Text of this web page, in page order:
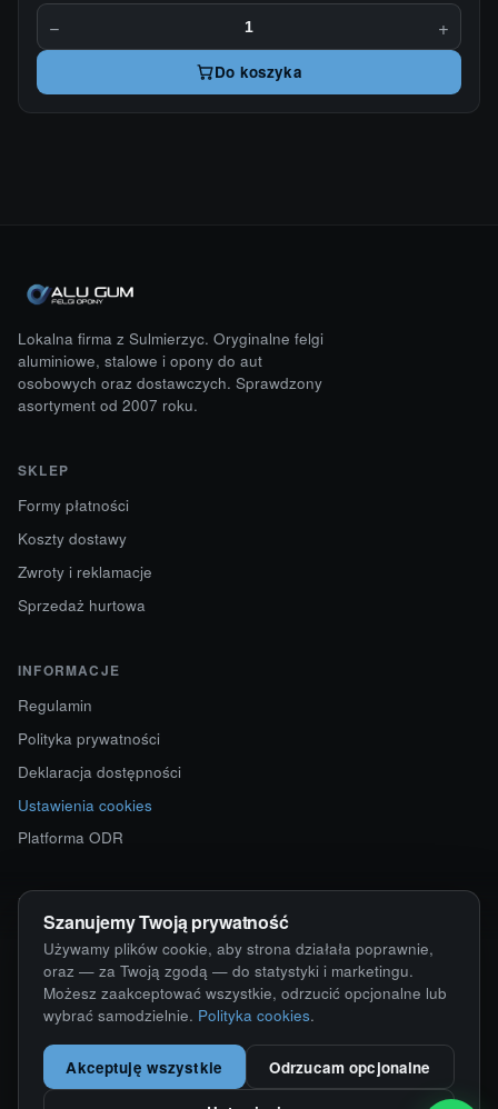
− +
Do koszyka
Lokalna firma z Sulmierzyc. Oryginalne felgi
aluminiowe, stalowe i opony do aut
osobowych oraz dostawczych. Sprawdzony
asortyment od 2007 roku.
SKLEP
Formy płatności
Koszty dostawy
Zwroty i reklamacje
Sprzedaż hurtowa
INFORMACJE
Regulamin
Polityka prywatności
Deklaracja dostępności
Ustawienia cookies
Platforma ODR
KONTAKT
ul. Starokościelna 12
63-750 Sulmierzyce
792 171 171 · 791 110 055
alumy@alugum.pl
Szanujemy Twoją prywatność
Używamy plików cookie, aby strona działała poprawnie,
oraz — za Twoją zgodą — do statystyki i marketingu.
Możesz zaakceptować wszystkie, odrzucić opcjonalne lub
wybrać samodzielnie. Polityka cookies.
Akceptuję wszystkie Odrzucam opcjonalne